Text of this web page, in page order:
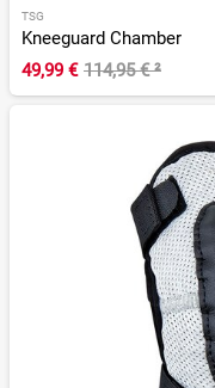
TSG
Kneeguard Chamber
49,99 € 114,95 €²